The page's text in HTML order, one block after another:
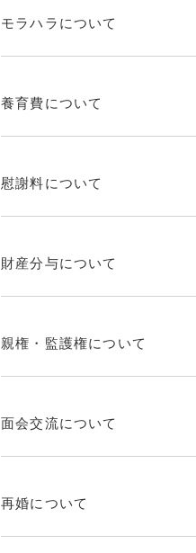
モラハラについて
養育費について
慰謝料について
財産分与について
親権・監護権について
面会交流について
再婚について